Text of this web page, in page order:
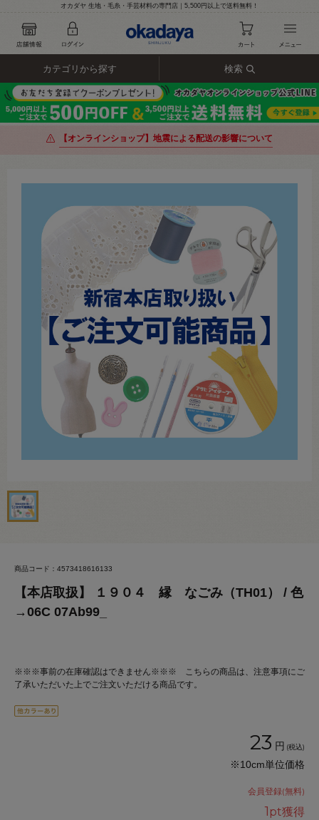
オカダヤ 生地・毛糸・手芸材料の専門店｜5,500円以上で送料無料！
カテゴリから探す 検索
【オンラインショップ】地震による配送の影響について
商品コード：4573418616133
【本店取扱】 １９０４ 縁 なごみ（TH01） / 色
→06C 07Ab99_
※※※事前の在庫確認はできません※※※ こちらの商品は、注意事項にご
了承いただいた上でご注文いただける商品です。
23 円 (税込)
※10cm単位価格
会員登録(無料)
1pt獲得